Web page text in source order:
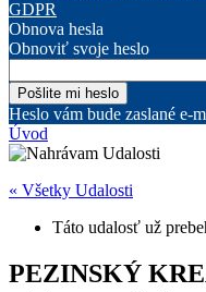
GDPR
Obnova hesla
Obnoviť svoje heslo
Heslo vám bude zaslané e-
Úvod
« Všetky Udalosti
Táto udalosť už
PEZINSKÝ